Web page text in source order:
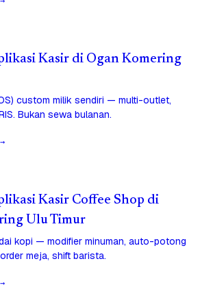
Kasir di Ogan Komering
custom milik sendiri — multi-outlet,
Bukan sewa bulanan.
Kasir Coffee Shop di
Ulu Timur
kopi — modifier minuman, auto-potong
meja, shift barista.